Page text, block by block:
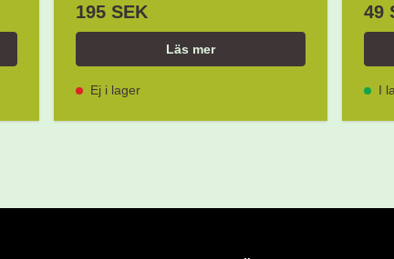
195 SEK
Läs mer
Ej i lager
49
I